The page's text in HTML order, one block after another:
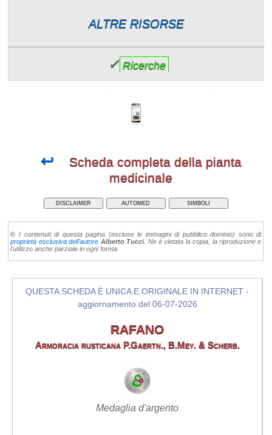
ALTRE RISORSE
✓ Ricerche
↩ Scheda completa della pianta
medicinale
DISCLAIMER AUTOMED SIMBOLI
© I contenuti di questa pagina (escluse le immagini di pubblico dominio) sono di
proprietà esclusiva dell'autore Alberto Tucci . Ne è vietata la copia, la riproduzione e
l'utilizzo anche parziale in ogni forma.
QUESTA SCHEDA È UNICA E ORIGINALE IN INTERNET -
aggiornamento del 06-07-2026
RAFANO
Armoracia rusticana P.Gaertn., B.Mey. & Scherb.
Medaglia d'argento